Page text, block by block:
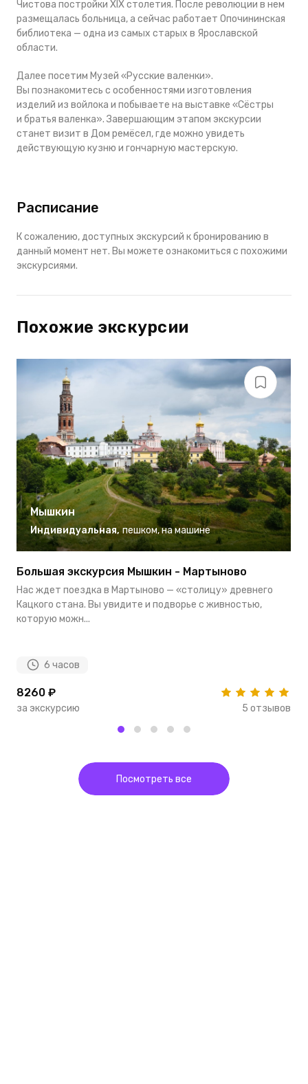
Чистова постройки XIX столетия. После революции в нем
размещалась больница, а сейчас работает Опочининская
библиотека — одна из самых старых в Ярославской
области.
Далее посетим Музей «Русские валенки».
Вы познакомитесь с особенностями изготовления
изделий из войлока и побываете на выставке «Сёстры
и братья валенка». Завершающим этапом экскурсии
станет визит в Дом ремёсел, где можно увидеть
действующую кузню и гончарную мастерскую.
Расписание
К сожалению, доступных экскурсий к бронированию в
данный момент нет. Вы можете ознакомиться с похожими
экскурсиями.
Похожие экскурсии
Мышкин
Индивидуальная, пешком, на машине
Большая экскурсия Мышкин - Мартыново
Нас ждет поездка в Мартыново — «столицу» древнего
Кацкого стана. Вы увидите и подворье с живностью,
которую можн...
6 часов
8260 ₽
за экскурсию 5 отзывов
Посмотреть все